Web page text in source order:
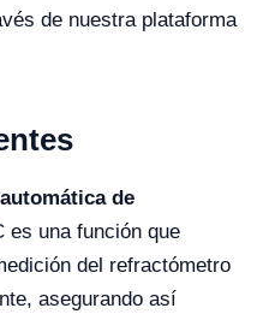
de nuestra plataforma
de
es una función que
del refractómetro
asegurando así